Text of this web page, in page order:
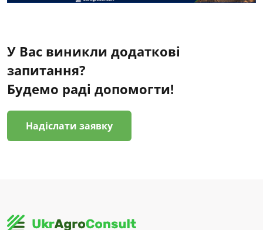
У Вас виникли додаткові
запитання?
Будемо раді допомогти!
Надіслати заявку